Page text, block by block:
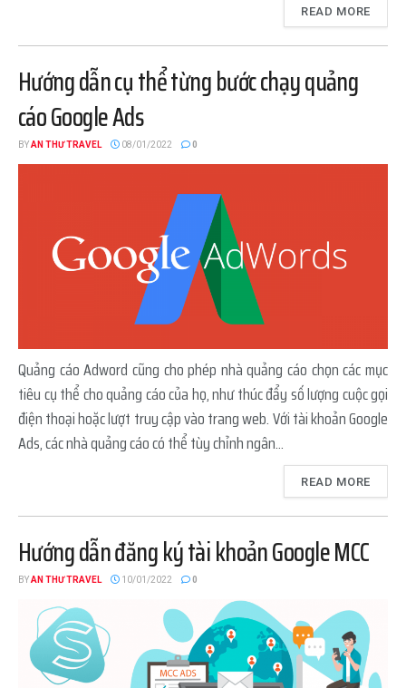
READ MORE
Hướng dẫn cụ thể từng bước chạy quảng
cáo Google Ads
BYAN THƯ TRAVEL 08/01/2022 0
Quảng cáo Adword cũng cho phép nhà quảng cáo chọn các mục
tiêu cụ thể cho quảng cáo của họ, như thúc đẩy số lượng cuộc gọi
điện thoại hoặc lượt truy cập vào trang web. Với tài khoản Google
Ads, các nhà quảng cáo có thể tùy chỉnh ngân...
READ MORE
Hướng dẫn đăng ký tài khoản Google MCC
BYAN THƯ TRAVEL 10/01/2022 0